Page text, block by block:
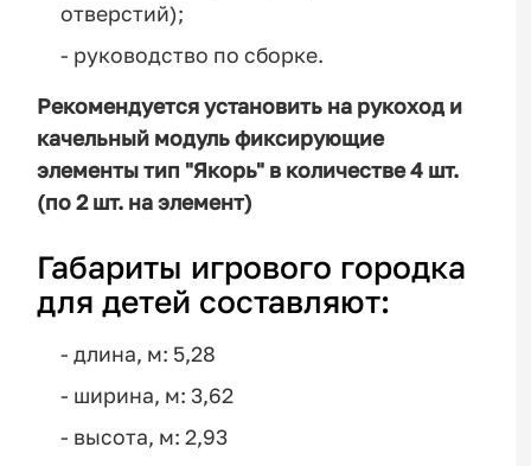
отверстий);
- руководство по сборке.
Рекомендуется установить на рукоход и
качельный модуль фиксирующие
элементы тип "Якорь" в количестве 4 шт.
(по 2 шт. на элемент)
Габариты игрового городка
для детей составляют:
- длина, м: 5,28
- ширина, м: 3,62
- высота, м: 2,93